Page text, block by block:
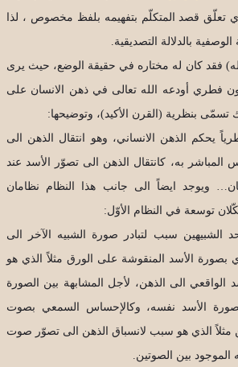
تعلّق قصد المتكلّم بتفهيمه بلفظ مخصوص ، لذا
بالدلالة التصديقية.
فقد كان له مختاره في حقيقة الوضع، حيث يرى
فطري أودعه الله تعالى في ذهن الانسان على
بنظرية (القرن الأكيد)، وتوضيحها:
يحكم الذهن الانساني، وهو انتقال الذهن الى
به، كانتقال الذهن الى تصوّر الأسد عند
ويوجد ايضاً الى جانب هذا النظام نظامان
توسعة في النظام الأوّل:
الشبيهين سبب لتبادر صورة الشبيه الآخر الى
بصورة الأسد المنقوشة على الورق مثلاً الذي هو
الى الذهن، لأجل المشابهة بين الصورة
الأسد نفسه، وكالإحساس السمعي بصوت
الذي هو سبب لانسباق الذهن الى تصوّر صوت
الموجود بين الصوتين.